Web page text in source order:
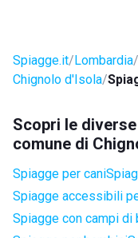
Spiagge.it Lombardia
Chignolo d'Isola
Scopri le
comune di
Spiagge per cani
Spiagge accessibili
Spiagge con campi